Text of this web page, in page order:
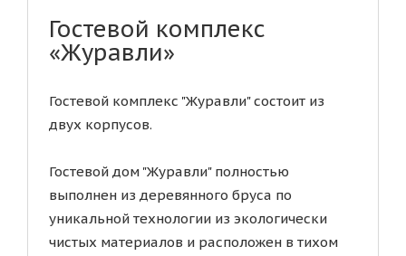
Гостевой комплекс
«Журавли»
Гостевой комплекс "Журавли" состоит из
двух корпусов.
Гостевой дом "Журавли" полностью
выполнен из деревянного бруса по
уникальной технологии из экологически
чистых материалов и расположен в тихом